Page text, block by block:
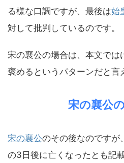
る様な口調ですが、最後は始
対して批判しているのです。
宋の襄公の場合は、本文では
褒めるというパターンだと言
宋の襄公
宋の襄公のその後なのですが、
の3日後に亡くなったとも記